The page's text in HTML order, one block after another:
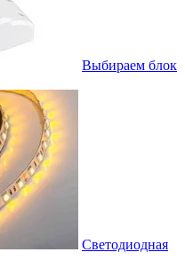
Выбираем блок
Светодиодная